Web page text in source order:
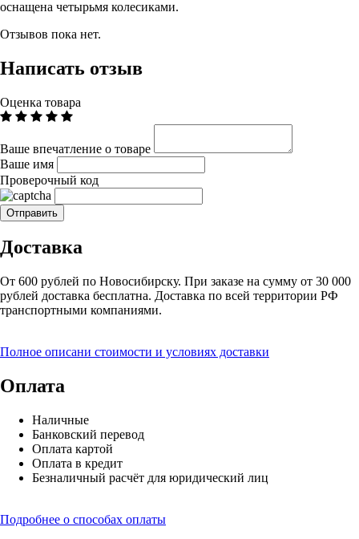
оснащена четырьмя колесиками.
Отзывов пока нет.
Написать отзыв
Оценка товара
Ваше впечатление о товаре
Ваше имя
Проверочный код
Доставка
От 600 рублей по Новосибирску. При заказе на сумму от 30 000
рублей доставка бесплатна. Доставка по всей территории РФ
транспортными компаниями.
Полное описани стоимости и условиях доставки
Оплата
Наличные
Банковский перевод
Оплата картой
Оплата в кредит
Безналичный расчёт для юридический лиц
Подробнее о способах оплаты